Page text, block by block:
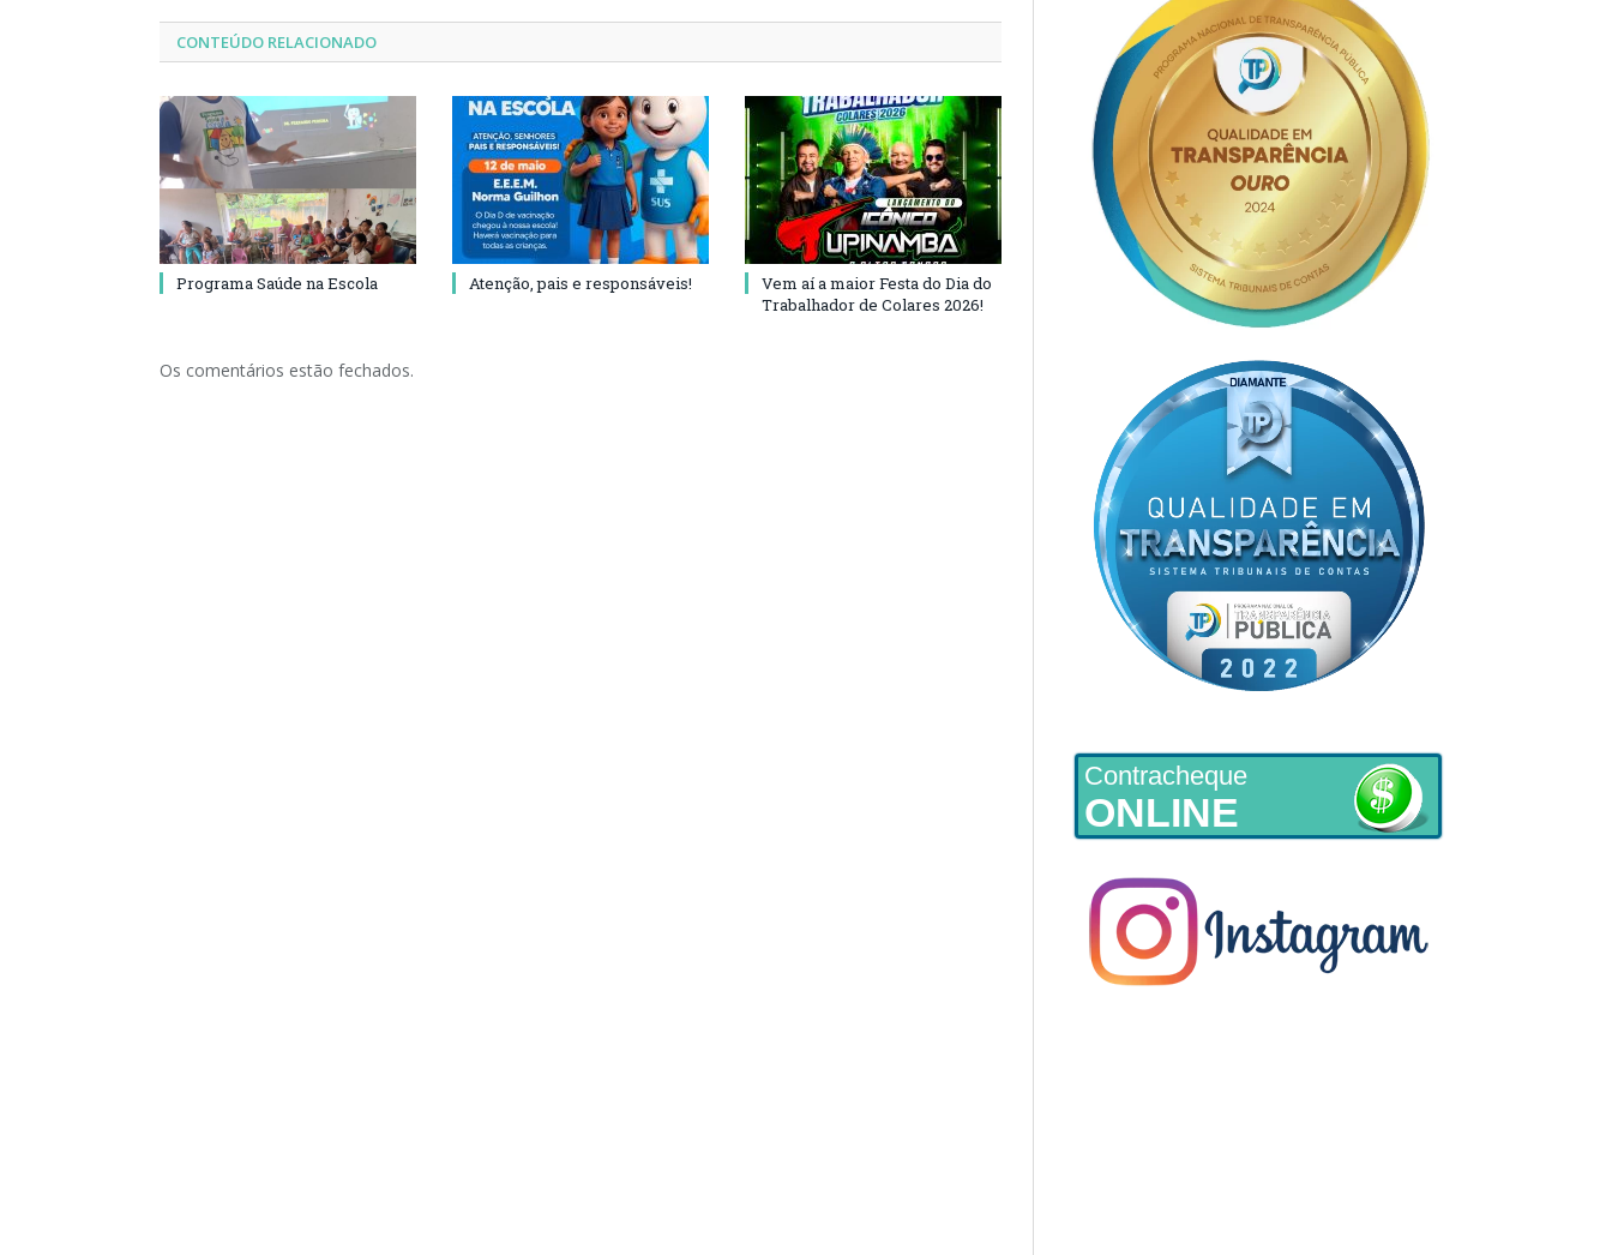
CONTEÚDO RELACIONADO
Programa Saúde na Escola Atenção, pais e responsáveis!
Vem aí a maior Festa do Dia do
Trabalhador de Colares 2026!
Os comentários estão fechados.
Contracheque
ONLINE